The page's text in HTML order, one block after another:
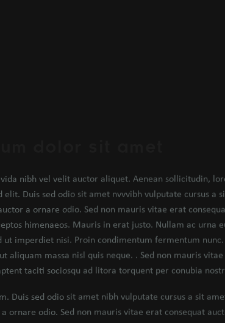
nibh vel velit auctor aliquet. Aenean sollicitudin,
elit. Duis sed odio sit amet nvvvibh vulputate cursus
a ornare odio. Sed non mauris vitae erat
himenaeos. Mauris in erat justo. Nullam ac urna
ut imperdiet nisi. Proin condimentum fermentum
aliquam massa nisl quis neque. . Sed non mauris
taciti sociosqu ad litora torquent per conubia
Duis sed odio sit amet nibh vulputate cursus a sit
ornare odio. Sed non mauris vitae erat consequat